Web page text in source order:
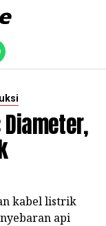
kabel listrik
api